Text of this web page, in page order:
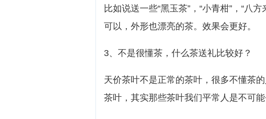
比如说送一些“黑玉茶”，“小青柑”，“八
可以，外形也漂亮的茶。效果会更好。
3、不是很懂茶，什么茶送礼比较好？
天价茶叶不是正常的茶叶，很多不懂茶
茶叶，其实那些茶叶我们平常人是不可能